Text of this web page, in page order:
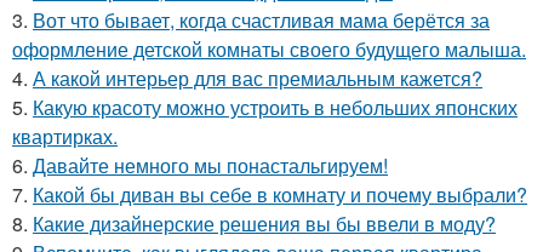
3. Вот что бывает, когда счастливая мама берётся за
оформление детской комнаты своего будущего малыша.
4. А какой интерьер для вас премиальным кажется?
5. Какую красоту можно устроить в небольших японских
квартирках.
6. Давайте немного мы понастальгируем!
7. Какой бы диван вы себе в комнату и почему выбрали?
8. Какие дизайнерские решения вы бы ввели в моду?